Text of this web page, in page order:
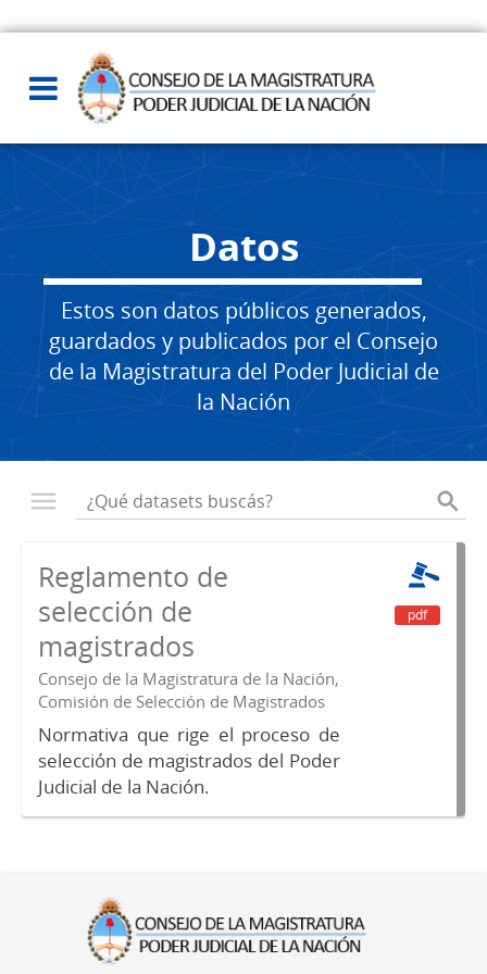
Datos
Estos son datos públicos generados,
guardados y publicados por el Consejo
de la Magistratura del Poder Judicial de
la Nación
Reglamento de
selección de
magistrados
Consejo de la Magistratura de la Nación,
Comisión de Selección de Magistrados
Normativa que rige el proceso de
selección de magistrados del Poder
Judicial de la Nación.
pdf